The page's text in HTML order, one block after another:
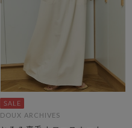
DOUX ARCHIVES